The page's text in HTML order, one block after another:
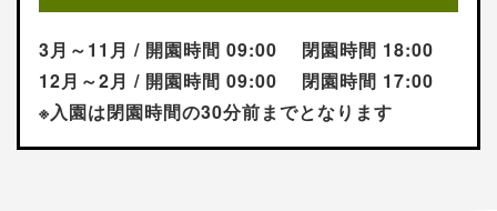
3月～11月 / 開園時間 09:00 閉園時間 18:00
12月～2月 / 開園時間 09:00 閉園時間 17:00
※入園は閉園時間の30分前までとなります